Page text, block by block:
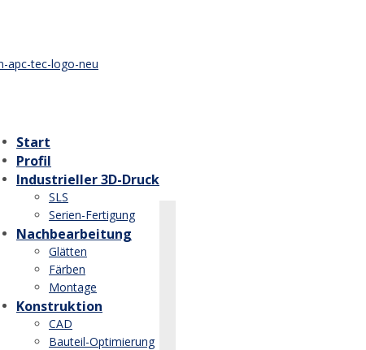
Start
Profil
Industrieller 3D-Druck
SLS
Serien-Fertigung
Nachbearbeitung
Glätten
Färben
Montage
Konstruktion
CAD
Bauteil-Optimierung